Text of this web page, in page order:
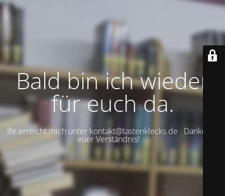
Bald bin ich wieder
für euch da.
Ihr erreicht mich unter kontakt@tastenklecks.de Danke für
euer Verständnis!